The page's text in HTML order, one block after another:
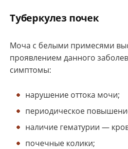
Туберкулез почек
Моча с белыми примесями
проявлением данного
симптомы:
нарушение оттока мочи;
периодическое
наличие гематурии —
почечные колики;